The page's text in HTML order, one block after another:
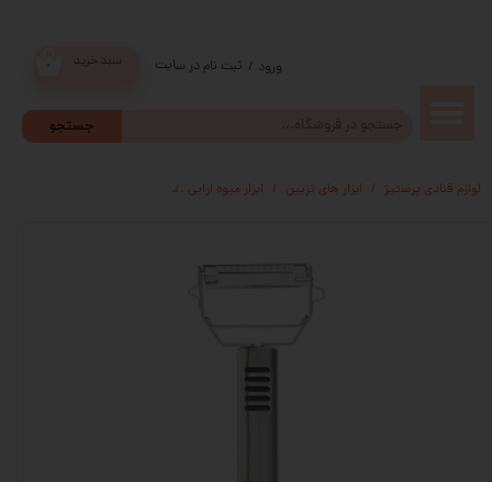
جستجو
سبد خرید ورود / ثبت نام در سایت
واژه
سفارشات
خروج از
لوازم قنادی پرستیژ ابزار های تزیین ابزار میوه ارایی